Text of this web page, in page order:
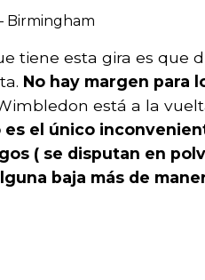
Birmingham
tiene esta gira es que
No hay margen para
está a la
es el único
( se disputan en
baja más de